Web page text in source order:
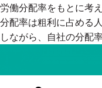
労働分配率をもとに考え
分配率は粗利に占める
しながら、自社の分配